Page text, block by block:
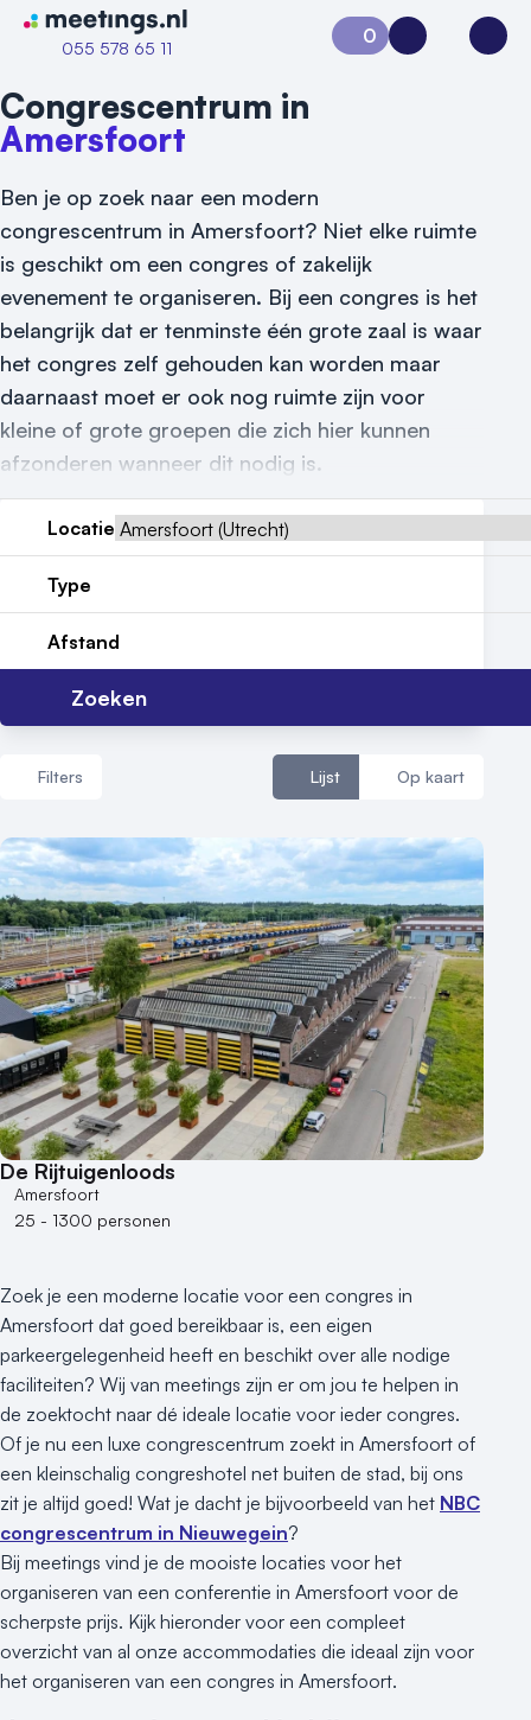
Naar home van Meetings
055 578 65 11
Vraag locatie aan
Locatiegids
Meld locatie aan
Reviews (5⭐️)
Contact
0
Aanvraag 0Inloggen
Congrescentrum in
Amersfoort
Ben je op zoek naar een modern
congrescentrum in Amersfoort? Niet elke ruimte
is geschikt om een congres of zakelijk
evenement te organiseren. Bij een congres is het
belangrijk dat er tenminste één grote zaal is waar
het congres zelf gehouden kan worden maar
daarnaast moet er ook nog ruimte zijn voor
kleine of grote groepen die zich hier kunnen
afzonderen wanneer dit nodig is.
Locatie
Type
Afstand
Zoeken
Filters Lijst Op kaart
Aantal zalen
1 - 5 zalen
6 - 10 zalen
10 of meer zalen
Aantal personen
1 - 50 personen
50 - 100 personen
100 - 250 personen
250 - 500 personen
500+ personen
Bijzondere locaties
Duurzame locatie
Groene locatie
Heisessie
Hotel
Hybride events
Industriële locatie
Kasteel en landgoed
Kleine / intieme locatie
Locaties aan zee
Museum
Theater
Varende locatie
De Rijtuigenloods
Amersfoort
25 - 1300 personen
Zoek je een moderne locatie voor een congres in
Amersfoort dat goed bereikbaar is, een eigen
parkeergelegenheid heeft en beschikt over alle nodige
faciliteiten? Wij van meetings zijn er om jou te helpen in
de zoektocht naar dé ideale locatie voor ieder congres.
Of je nu een luxe congrescentrum zoekt in Amersfoort of
een kleinschalig congreshotel net buiten de stad, bij ons
zit je altijd goed! Wat je dacht je bijvoorbeeld van het NBC
congrescentrum in Nieuwegein?
Bij meetings vind je de mooiste locaties voor het
organiseren van een conferentie in Amersfoort voor de
scherpste prijs. Kijk hieronder voor een compleet
overzicht van al onze accommodaties die ideaal zijn voor
het organiseren van een congres in Amersfoort.